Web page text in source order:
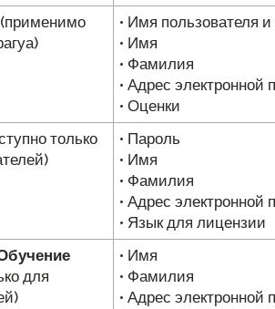
(применимо
• Имя пользователя
• Имя
• Фамилия
• Адрес электронной
• Оценки
только
• Пароль
• Имя
• Фамилия
• Адрес электронной
• Язык для лицензии
для
• Имя
• Фамилия
• Адрес электронной